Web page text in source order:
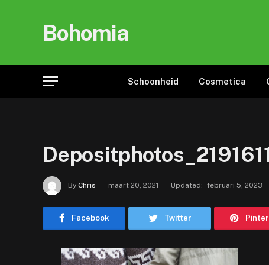
Bohomia
Schoonheid Cosmetica
By Chris maart 20, 2021 Updated: februari 5, 2023
Facebook Twitter